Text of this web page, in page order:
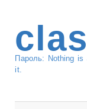
Пароль: Nothing
it.